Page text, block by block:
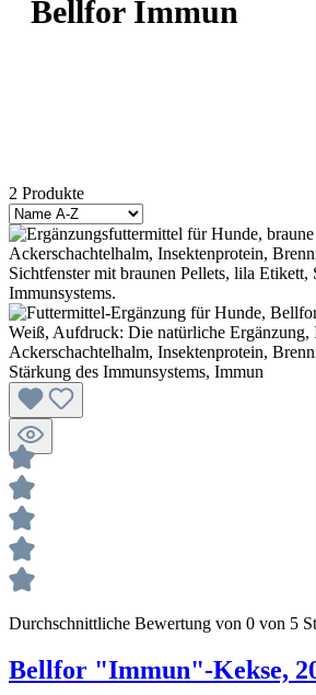
Bellfor Immun
2 Produkte
Durchschnittliche Bewertung von 0 von 5
Bellfor "Immun"-Kekse,